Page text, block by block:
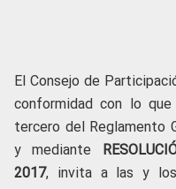
El Consejo de
conformidad con lo
tercero del Reglamento
y mediante
2017, invita a las y los